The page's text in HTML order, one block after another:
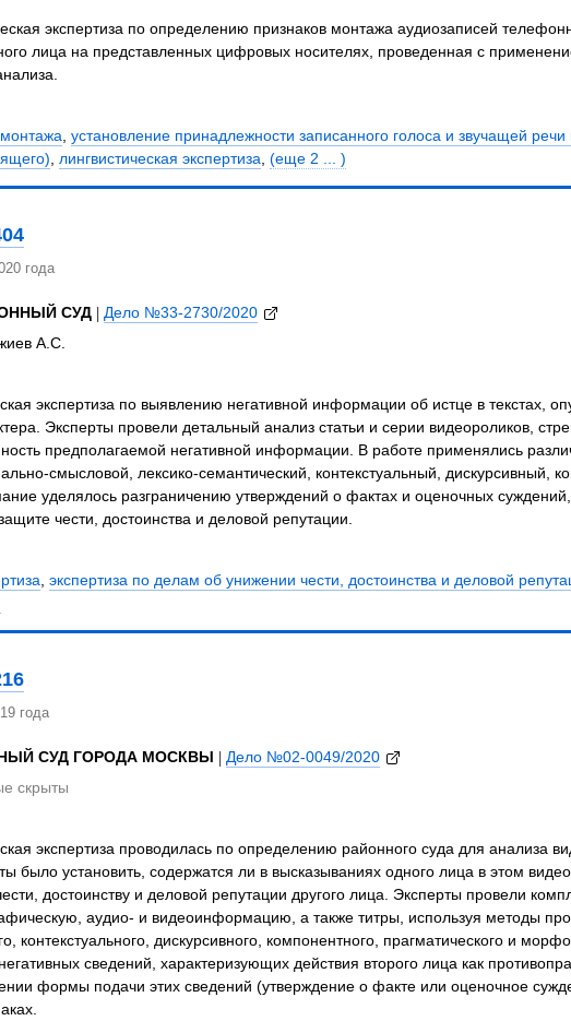
экспертиза по определению признаков монтажа аудиозаписей
лица на представленных цифровых носителях, проведенная с
, установление принадлежности записанного голоса и звучащей речи
, лингвистическая экспертиза, (еще 2 ... )
года
СУД | Дело №33-2730/2020
А.С.
экспертиза по выявлению негативной информации об истце в текстах,
Эксперты провели детальный анализ статьи и серии видеороликов,
предполагаемой негативной информации. В работе применялись
смысловой, лексико-семантический, контекстуальный, дискурсивный,
уделялось разграничению утверждений о фактах и оценочных
чести, достоинства и деловой репутации.
, экспертиза по делам об унижении чести, достоинства и деловой
года
СУД ГОРОДА МОСКВЫ | Дело №02-0049/2020
скрыты
экспертиза проводилась по определению районного суда для анализа
было установить, содержатся ли в высказываниях одного лица в этом
достоинству и деловой репутации другого лица. Эксперты провели
аудио- и видеоинформацию, а также титры, используя методы
контекстуального, дискурсивного, компонентного, прагматического и
сведений, характеризующих действия второго лица как
формы подачи этих сведений (утверждение о факте или оценочное